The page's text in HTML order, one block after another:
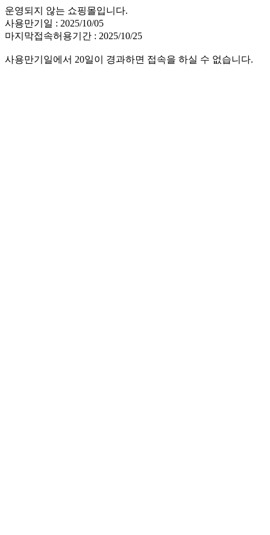
운영되지 않는 쇼핑몰입니다.
사용만기일 : 2025/10/05
마지막접속허용기간 : 2025/10/25
사용만기일에서 20일이 경과하면 접속을 하실 수 없습니다.